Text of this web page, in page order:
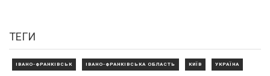
ТЕГИ
ІВАНО-ФРАНКІВСЬК ІВАНО-ФРАНКІВСЬКА ОБЛАСТЬ КИЇВ УКРАЇНА